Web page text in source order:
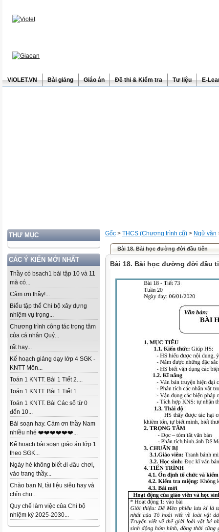
ViOLET.VN Bài giảng Giáo án Đề thi & Kiểm tra Tư liệu E-
THƯ MỤC
CÁC Ý KIẾN MỚI NHẤT
Thầy có bsach1 bài tập 10 và 11
mà có...
Cảm ơn thầy!...
Biểu tập thể Chi bộ xây dựng
nhiệm vụ trọng...
Chương trình công tác trọng tâm
của cá nhân Quý...
rất hay...
Kế hoạch giảng dạy lớp 4 SGK -
KNTT Môn...
Toán 1 KNTT. Bài 1 Tiết 2....
Toán 1 KNTT. Bài 1 Tiết 1....
Toán 1 KNTT. Bài Các số từ 0
đến 10...
Bài soạn hay. Cảm ơn thầy Nam
nhiều nhé ❤️❤️❤️❤️❤️❤️...
Kế hoạch bài soạn giáo án lớp 1
theo SGK...
Ngày hè không biết đi đâu chơi,
vào trang thầy...
Chào bạn N, tài liệu siêu hay và
chỉn chu...
Quy chế làm việc của Chi bộ
nhiệm kỳ 2025-2030...
Gốc > THCS (Chương trình cũ) > Ngữ văn
Bài 18. Bài học đường đời đầu tiên
Bài 18. Bài học đường đời đầu